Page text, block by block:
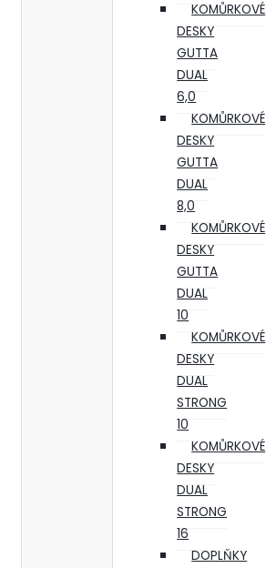
KOMŮRKOVÉ
DESKY
GUTTA
DUAL
6,0
KOMŮRKOVÉ
DESKY
GUTTA
DUAL
8,0
KOMŮRKOVÉ
DESKY
GUTTA
DUAL
10
KOMŮRKOVÉ
DESKY
DUAL
STRONG
10
KOMŮRKOVÉ
DESKY
DUAL
STRONG
16
DOPLŇKY